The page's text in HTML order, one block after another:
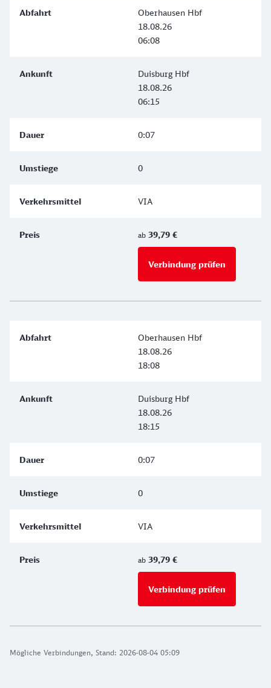
Mögliche Verbindungen, Stand: 2026-08-04 05:09
Oberhausen Hbf
18.08.26
06:08
Duisburg Hbf
18.08.26
06:15
0:07
0
VIA
ab 39,79 €
Verbindung prüfen
Oberhausen Hbf
18.08.26
18:08
Duisburg Hbf
18.08.26
18:15
0:07
0
VIA
ab 39,79 €
Verbindung prüfen